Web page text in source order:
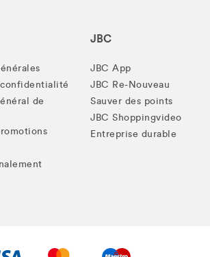
de
JBC
JBC App
JBC Re-Nouveau
Sauver des points
JBC Shoppingvideo
Entreprise durable